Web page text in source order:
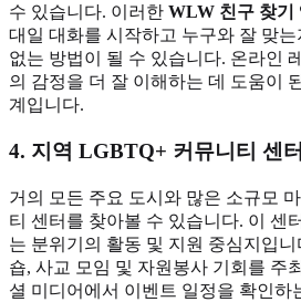
수 있습니다. 이러한 WLW 친구 찾기
대일 대화를 시작하고 누구와 잘 맞
없는 방법이 될 수 있습니다. 온라인
의 감정을 더 잘 이해하는 데 도움이
계입니다.
4. 지역 LGBTQ+ 커뮤니티 센
거의 모든 주요 도시와 많은 소규모
티 센터를 찾아볼 수 있습니다. 이 센
는 분위기의 활동 및 지원 중심지입
숍, 사교 모임 및 자원봉사 기회를 주
셜 미디어에서 이벤트 일정을 확인하